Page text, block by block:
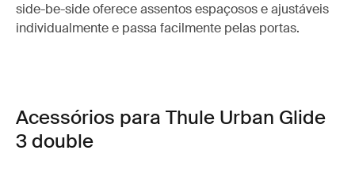
side-be-side oferece assentos espaçosos e ajustáveis
individualmente e passa facilmente pelas portas.
Acessórios para Thule Urban Glide
3 double